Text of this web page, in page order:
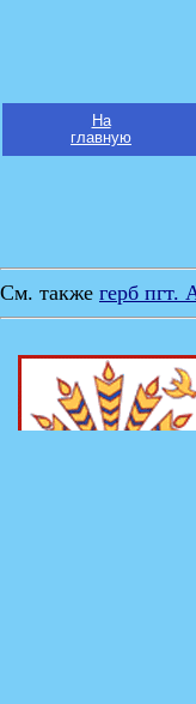
На
главную
См. также герб пгт.